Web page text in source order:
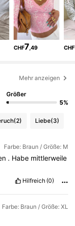
CHF7,49 CHF
Mehr anzeigen
Größer
5%
(2) Liebe(3)
Farbe: Braun / Größe: M
. Habe mittlerweile
Hilfreich (0)
Farbe: Braun / Größe: XL